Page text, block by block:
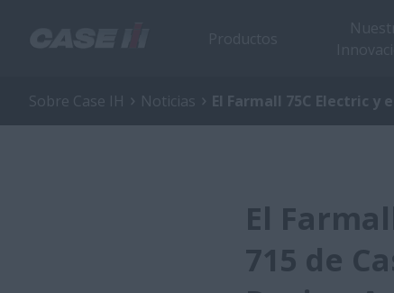
Sobre Case IH Noticias El Farmall 75C Electric y
El
715 de